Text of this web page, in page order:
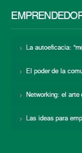
La autoeficacia:
El poder de la
Networking: el arte
Las ideas para